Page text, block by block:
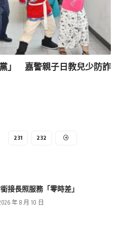
」 嘉警親子日教兒少防詐
231 232
接長照服務「零時差」
年 8 月 10 日